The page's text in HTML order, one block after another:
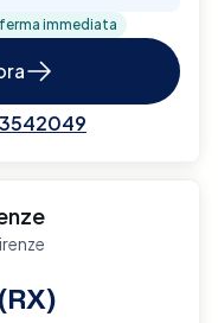
immediata